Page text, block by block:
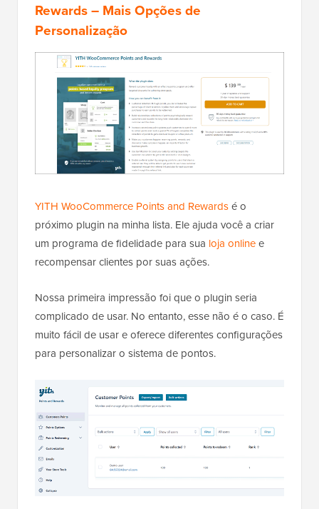
Rewards– Mais Opções de
Personalização
YITH WooCommerce Points and Rewardsé o
próximo plugin na minha lista. Ele ajuda você a criar
um programa de fidelidade para sua loja onlinee
recompensar clientes por suas ações.
Nossa primeira impressão foi que o plugin seria
complicado de usar. No entanto, esse não é o caso. É
muito fácil de usar e oferece diferentes configurações
para personalizar o sistema de pontos.